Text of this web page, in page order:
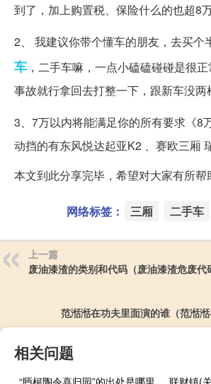
到了，加上购置税、保险什么的也超8万
2、 我建议你带个懂车的朋友，去买个
车 ，二手车嘛，一点小磕磕碰碰是很
事故就行拿回去打整一下，跟新车没两
3、7万以内将能满足你的所有要求《8
动挡的有东风悦达起亚K2 、赛欧三厢
本文到此分享完毕，希望对大家有所帮
网络标签： 三厢 二手车
上一篇
废油漆渣的类别和代码（废油漆渣危废代
范湉湉在功夫里面演的谁（范湉湉
相关问题
“眄柯陶令喜归园”的出处是哪里
联财镇(